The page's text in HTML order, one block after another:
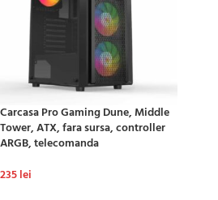
Carcasa Pro Gaming Dune, Middle
Tower, ATX, fara sursa, controller
ARGB, telecomanda
235lei